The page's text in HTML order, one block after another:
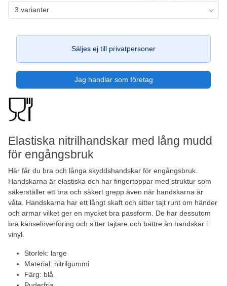
Elastiska nitrilhandskar med lång mudd
för engångsbruk
Här får du bra och långa skyddshandskar för engångsbruk.
Handskarna är elastiska och har fingertoppar med struktur som
säkerställer ett bra och säkert grepp även när handskarna är
våta. Handskarna har ett långt skaft och sitter tajt runt om händer
och armar vilket ger en mycket bra passform. De har dessutom
bra känselöverföring och sitter tajtare och bättre än handskar i
vinyl.
Storlek: large
Material: nitrilgummi
Färg: blå
3 varianter
Säljes ej till privatpersoner
Jag handlar som företag